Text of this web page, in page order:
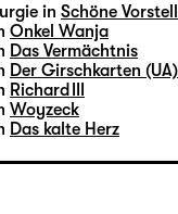
in Schöne
Onkel Wanja
Das Vermächtnis
Der Girschkarten (UA)
Richard III
Woyzeck
Das kalte Herz